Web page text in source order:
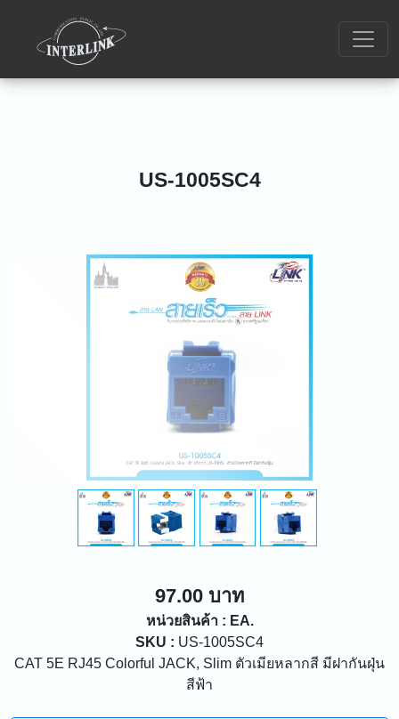
US-1005SC4
97.00 บาท
หน่วยสินค้า : EA.
SKU : US-1005SC4
CAT 5E RJ45 Colorful JACK, Slim ตัวเมียหลากสี มีฝากันฝุ่น
สีฟ้า